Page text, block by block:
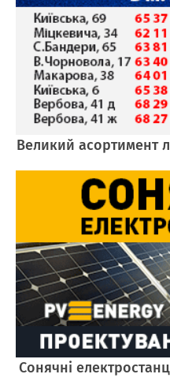
Великий асортимент
Cонячні